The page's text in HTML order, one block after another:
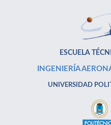
ESCUELA
INGENIERÍA
UNIVERSIDAD